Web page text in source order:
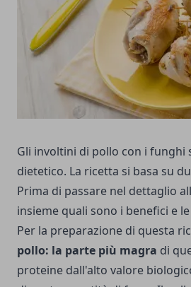
Gli involtini di pollo con i
dietetico. La ricetta si basa su
Prima di passare nel dettaglio
insieme quali sono i benefici e
Per la preparazione di questa
pollo: la parte più magra di
proteine dall'alto valore